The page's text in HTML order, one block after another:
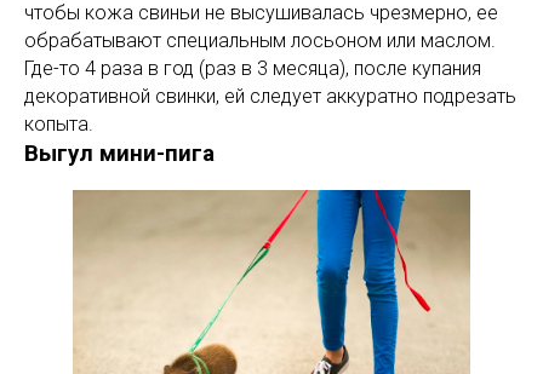
чтобы кожа свиньи не высушивалась чрезмерно, ее
обрабатывают специальным лосьоном или маслом.
Где-то 4 раза в год (раз в 3 месяца), после купания
декоративной свинки, ей следует аккуратно подрезать
копыта.
Выгул мини-пига